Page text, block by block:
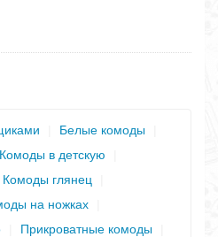
Белые комоды
Комоды в детскую
Комоды глянец
на ножках
Прикроватные комоды